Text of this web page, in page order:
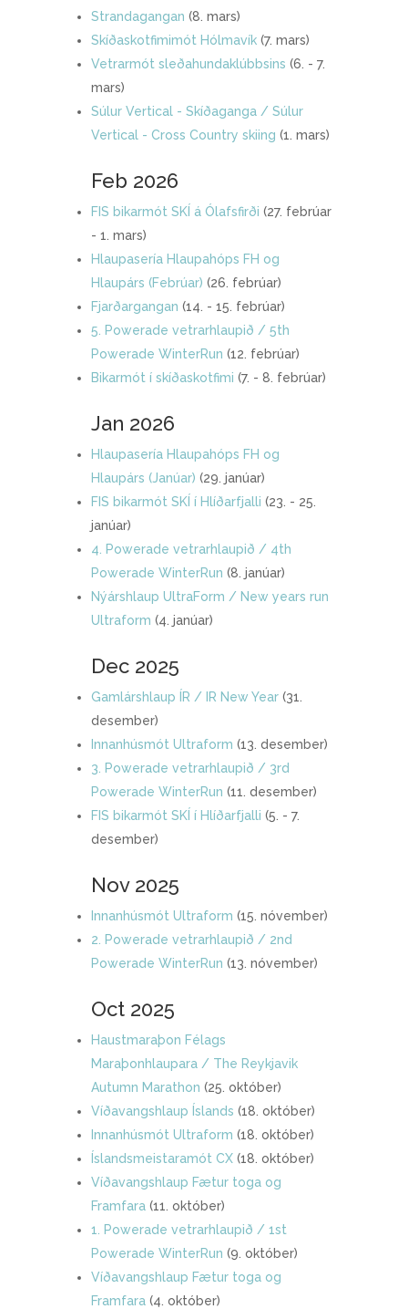
Strandagangan (8. mars)
Skíðaskotfimimót Hólmavík (7. mars)
Vetrarmót sleðahundaklúbbsins (6. - 7.
mars)
Súlur Vertical - Skíðaganga / Súlur
Vertical - Cross Country skiing (1. mars)
Feb 2026
FIS bikarmót SKÍ á Ólafsfirði (27. febrúar
- 1. mars)
Hlaupasería Hlaupahóps FH og
Hlaupárs (Febrúar) (26. febrúar)
Fjarðargangan (14. - 15. febrúar)
5. Powerade vetrarhlaupið / 5th
Powerade WinterRun (12. febrúar)
Bikarmót í skíðaskotfimi (7. - 8. febrúar)
Jan 2026
Hlaupasería Hlaupahóps FH og
Hlaupárs (Janúar) (29. janúar)
FIS bikarmót SKÍ í Hlíðarfjalli (23. - 25.
janúar)
4. Powerade vetrarhlaupið / 4th
Powerade WinterRun (8. janúar)
Nýárshlaup UltraForm / New years run
Ultraform (4. janúar)
Dec 2025
Gamlárshlaup ÍR / IR New Year (31.
desember)
Innanhúsmót Ultraform (13. desember)
3. Powerade vetrarhlaupið / 3rd
Powerade WinterRun (11. desember)
FIS bikarmót SKÍ í Hlíðarfjalli (5. - 7.
desember)
Nov 2025
Innanhúsmót Ultraform (15. nóvember)
2. Powerade vetrarhlaupið / 2nd
Powerade WinterRun (13. nóvember)
Oct 2025
Haustmaraþon Félags
Maraþonhlaupara / The Reykjavik
Autumn Marathon (25. október)
Víðavangshlaup Íslands (18. október)
Innanhúsmót Ultraform (18. október)
Íslandsmeistaramót CX (18. október)
Víðavangshlaup Fætur toga og
Framfara (11. október)
1. Powerade vetrarhlaupið / 1st
Powerade WinterRun (9. október)
Víðavangshlaup Fætur toga og
Framfara (4. október)